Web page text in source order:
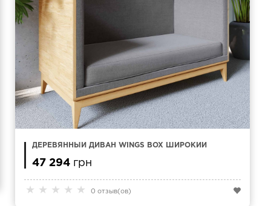
★ ★ ★ ★ ★ 0 отзыв(ов)
ДЕРЕВЯННЫЙ ДИВАН WINGS BOX ШИРОКИЙ
47 294 грн